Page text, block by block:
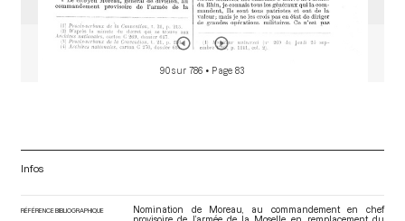
90 sur 786 • Page 83
Infos
RÉFÉRENCE BIBLIOGRAPHIQUE
Nomination de Moreau, au commandement en chef